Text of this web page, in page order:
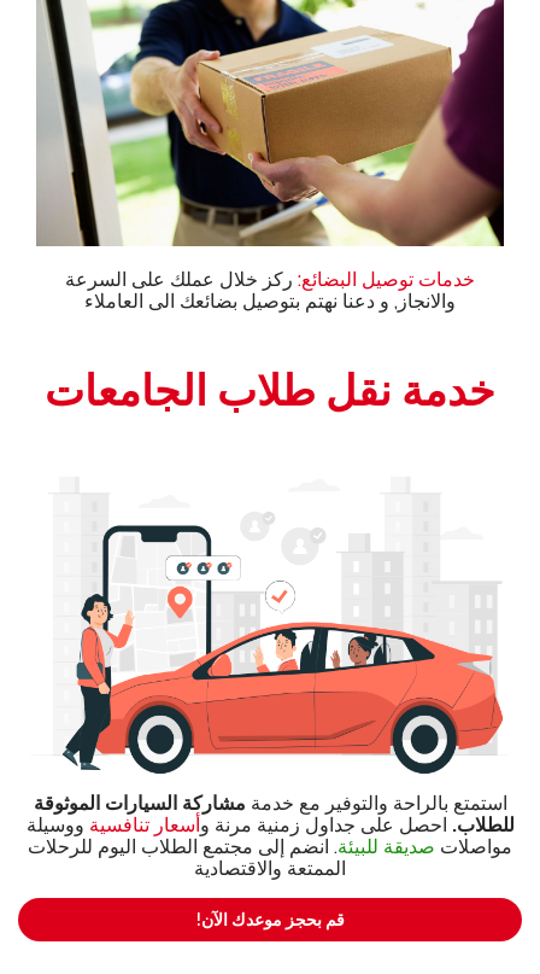
خدمات توصيل البضائع: ركز خلال عملك على السرعة
والانجاز, و دعنا نهتم بتوصيل بضائعك الى العاملاء
خدمة نقل طلاب الجامعات
استمتع بالراحة والتوفير مع خدمة مشاركة السيارات الموثوقة
للطلاب. احصل على جداول زمنية مرنة وأسعار تنافسية ووسيلة
مواصلات صديقة للبيئة. انضم إلى مجتمع الطلاب اليوم للرحلات
الممتعة والاقتصادية
!قم بحجز موعدك الآن